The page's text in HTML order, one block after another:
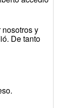
y
De tanto